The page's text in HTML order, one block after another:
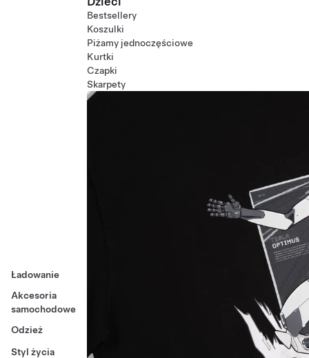
Ładowanie
Akcesoria
samochodowe
Odzież
Styl życia
Bestsellery
Koszulki
Piżamy jednoczęściowe
Kurtki
Czapki
Skarpety